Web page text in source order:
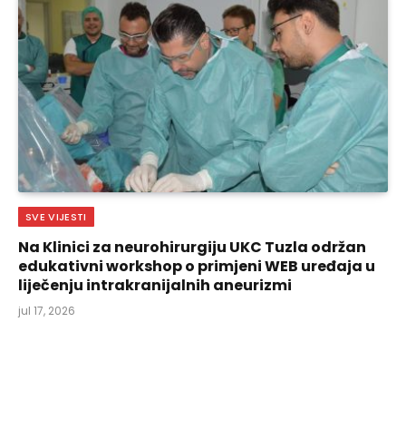
SVE VIJESTI
Na Klinici za neurohirurgiju UKC Tuzla održan
edukativni workshop o primjeni WEB uređaja u
liječenju intrakranijalnih aneurizmi
jul 17, 2026